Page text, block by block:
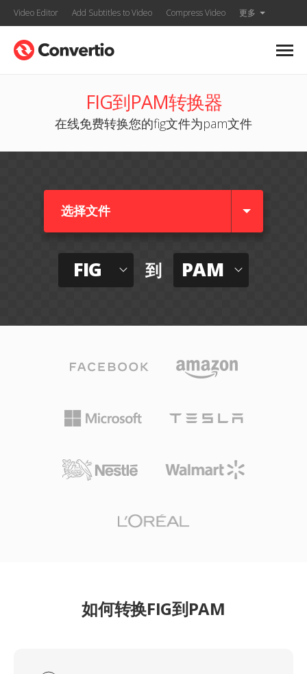
Video Editor Add Subtitles to Video Compress Video 更多
FIG到PAM转换器
在线免费转换您的fig文件为pam文件
选择文件
FIG 到 PAM
如何转换FIG到PAM